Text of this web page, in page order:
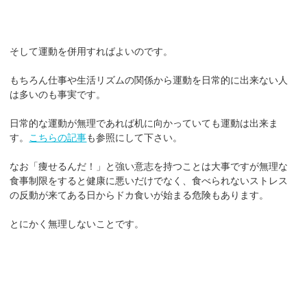
そして運動を併用すればよいのです。
もちろん仕事や生活リズムの関係から運動を日常的に出来ない人
は多いのも事実です。
日常的な運動が無理であれば机に向かっていても運動は出来ま
す。 こちらの記事も参照にして下さい。
なお「痩せるんだ！」と強い意志を持つことは大事ですが無理な
食事制限をすると健康に悪いだけでなく、食べられないストレス
の反動が来てある日からドカ食いが始まる危険もあります。
とにかく無理しないことです。